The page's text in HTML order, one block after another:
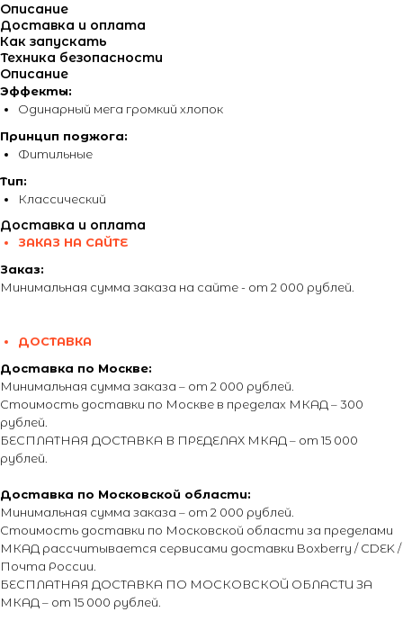
Описание
Доставка и оплата
Как запускать
Техника безопасности
Описание
Эффекты:
Одинарный мега громкий хлопок
Принцип поджога:
Фитильные
Тип:
Классический
Доставка и оплата
ЗАКАЗ НА САЙТЕ
Заказ:
Минимальная сумма заказа на сайте - от 2 000 рублей.
ДОСТАВКА
Доставка по Москве:
Минимальная сумма заказа – от 2 000 рублей.
Стоимость доставки по Москве в пределах МКАД – 300
рублей.
БЕСПЛАТНАЯ ДОСТАВКА В ПРЕДЕЛАХ МКАД – от 15 000
рублей.
Доставка по Московской области:
Минимальная сумма заказа – от 2 000 рублей.
Стоимость доставки по Московской области за пределами
МКАД рассчитывается сервисами доставки Boxberry / CDEK /
Почта России.
БЕСПЛАТНАЯ ДОСТАВКА ПО МОСКОВСКОЙ ОБЛАСТИ ЗА
МКАД – от 15 000 рублей.